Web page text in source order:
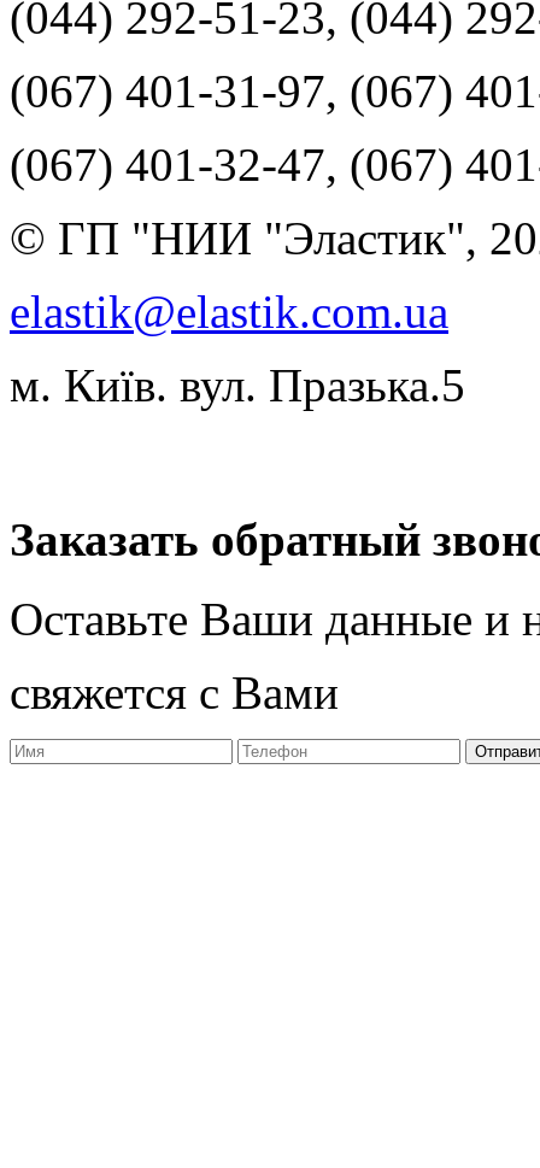
(044) 292-51-23, (044)
(067) 401-31-97, (067)
(067) 401-32-47, (067)
© ГП "НИИ "Эластик",
elastik@elastik.com.ua
м. Київ. вул. Празька.5
Заказать обратный
Оставьте Ваши данные и
свяжется с Вами